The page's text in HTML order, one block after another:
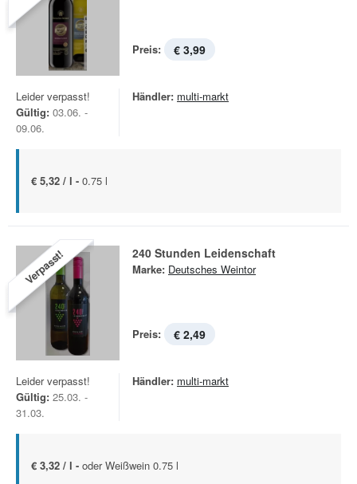
Preis: € 3,99
Leider verpasst!
Gültig: 03.06. -
09.06.
Händler: multi-markt
€ 5,32 / l - 0.75 l
Verpasst! 240 Stunden Leidenschaft
Marke: Deutsches Weintor
Preis: € 2,49
Leider verpasst!
Gültig: 25.03. -
31.03.
Händler: multi-markt
€ 3,32 / l - oder Weißwein 0.75 l